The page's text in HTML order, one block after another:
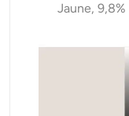
Jaune,